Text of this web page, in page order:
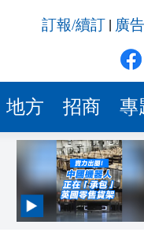
訂報/續訂 廣
地方 招商 專
15:01